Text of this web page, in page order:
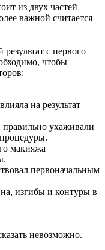
из двух частей –
важной считается
с первого
чтобы
на результат
ухаживали
макияжа
первоначальным
изгибы и контуры в
невозможно.